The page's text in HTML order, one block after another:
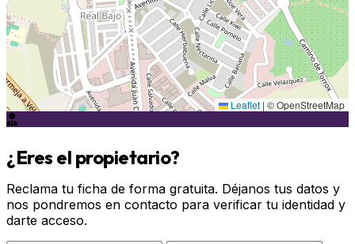
Leaflet | © OpenStreetMap
¿Eres el propietario?
Reclama tu ficha de forma gratuita. Déjanos tus datos y
nos pondremos en contacto para verificar tu identidad y
darte acceso.